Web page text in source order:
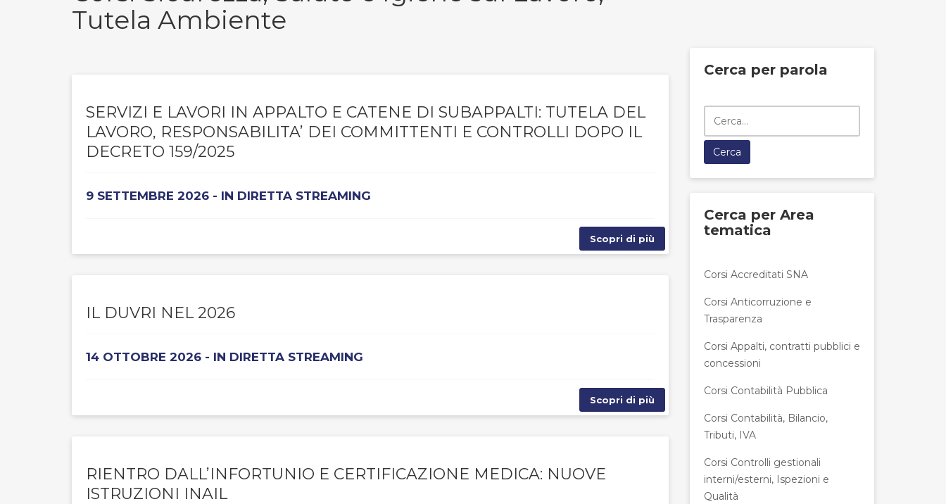
Tutela Ambiente
SERVIZI E LAVORI IN APPALTO E CATENE DI SUBAPPALTI: TUTELA DEL
LAVORO, RESPONSABILITA’ DEI COMMITTENTI E CONTROLLI DOPO IL
DECRETO 159/2025
9 SETTEMBRE 2026 - IN DIRETTA STREAMING
Scopri di più
IL DUVRI NEL 2026
14 OTTOBRE 2026 - IN DIRETTA STREAMING
Scopri di più
RIENTRO DALL’INFORTUNIO E CERTIFICAZIONE MEDICA: NUOVE
ISTRUZIONI INAIL
Cerca per parola
Cerca per Area
tematica
Corsi Accreditati SNA
Corsi Anticorruzione e
Trasparenza
Corsi Appalti, contratti pubblici e
concessioni
Corsi Contabilità Pubblica
Corsi Contabilità, Bilancio,
Tributi, IVA
Corsi Controlli gestionali
interni/esterni, Ispezioni e
Qualità